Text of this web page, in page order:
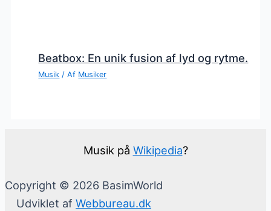
Beatbox: En unik fusion af lyd og rytme.
Musik / Af Musiker
Musik på Wikipedia?
Copyright © 2026 BasimWorld
Udviklet af Webbureau.dk